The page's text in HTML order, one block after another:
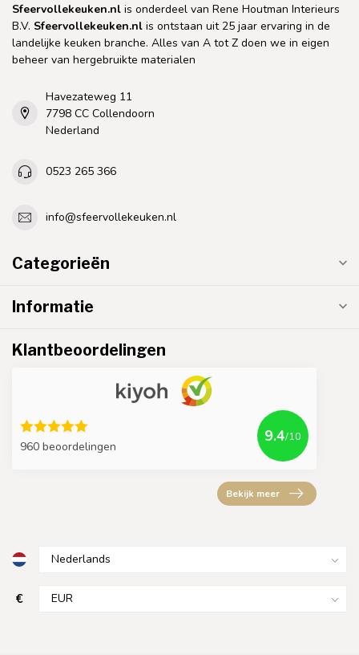
Sfeervollekeuken.nl is onderdeel van Rene Houtman Interieurs
B.V. Sfeervollekeuken.nl is ontstaan uit 25 jaar ervaring in de
landelijke keuken branche. Alles van A tot Z doen we in eigen
beheer van hergebruikte materialen
Havezateweg 11
7798 CC Collendoorn
Nederland
0523 265 366
info@sfeervollekeuken.nl
Categorieën
Informatie
Klantbeoordelingen
960 beoordelingen
9.4/10
Bekijk meer
€